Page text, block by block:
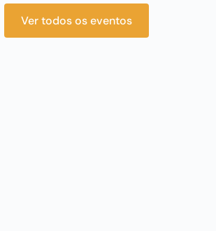
Ver todos os eventos